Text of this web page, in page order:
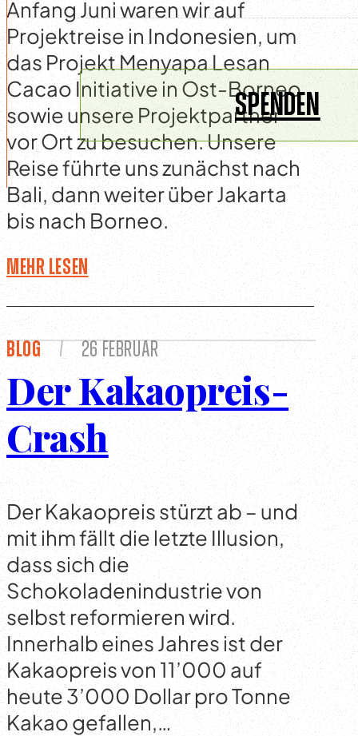
SPENDEN
Anfang Juni waren wir auf
Projektreise in Indonesien, um
das Projekt Menyapa Lesan
Cacao Initiative in Ost-Borneo
sowie unsere Projektpartner
vor Ort zu besuchen. Unsere
Reise führte uns zunächst nach
Bali, dann weiter über Jakarta
bis nach Borneo.
Mehr lesen
Blog / 26 Februar
Der Kakaopreis-
Crash
Der Kakaopreis stürzt ab – und
mit ihm fällt die letzte Illusion,
dass sich die
Schokoladenindustrie von
selbst reformieren wird.
Innerhalb eines Jahres ist der
Kakaopreis von 11’000 auf
heute 3’000 Dollar pro Tonne
Kakao gefallen,…